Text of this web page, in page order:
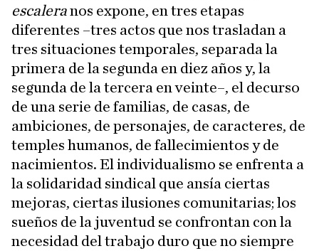
escaleranos expone, en tres etapas
diferentes –tres actos que nos trasladan a
tres situaciones temporales, separada la
primera de la segunda en diez años y, la
segunda de la tercera en veinte–, el decurso
de una serie de familias, de casas, de
ambiciones, de personajes, de caracteres, de
temples humanos, de fallecimientos y de
nacimientos. El individualismo se enfrenta a
la solidaridad sindical que ansía ciertas
mejoras, ciertas ilusiones comunitarias; los
sueños de la juventud se confrontan con la
necesidad del trabajo duro que no siempre